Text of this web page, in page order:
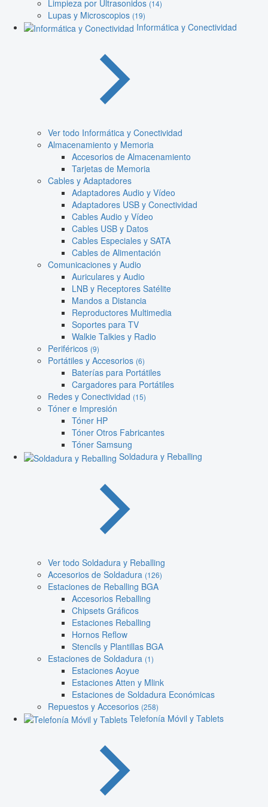
Limpieza por Ultrasonidos (14)
Lupas y Microscopios (19)
Informática y Conectividad
Ver todo Informática y Conectividad
Almacenamiento y Memoria
Accesorios de Almacenamiento
Tarjetas de Memoria
Cables y Adaptadores
Adaptadores Audio y Vídeo
Adaptadores USB y Conectividad
Cables Audio y Vídeo
Cables USB y Datos
Cables Especiales y SATA
Cables de Alimentación
Comunicaciones y Audio
Auriculares y Audio
LNB y Receptores Satélite
Mandos a Distancia
Reproductores Multimedia
Soportes para TV
Walkie Talkies y Radio
Periféricos (9)
Portátiles y Accesorios (6)
Baterías para Portátiles
Cargadores para Portátiles
Redes y Conectividad (15)
Tóner e Impresión
Tóner HP
Tóner Otros Fabricantes
Tóner Samsung
Soldadura y Reballing
Ver todo Soldadura y Reballing
Accesorios de Soldadura (126)
Estaciones de Reballing BGA
Accesorios Reballing
Chipsets Gráficos
Estaciones Reballing
Hornos Reflow
Stencils y Plantillas BGA
Estaciones de Soldadura (1)
Estaciones Aoyue
Estaciones Atten y Mlink
Estaciones de Soldadura Económicas
Repuestos y Accesorios (258)
Telefonía Móvil y Tablets